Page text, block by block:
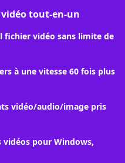
tout-en-un
fichier vidéo sans limite de
à une vitesse 60 fois plus
vidéo/audio/image pris
vidéos pour Windows,